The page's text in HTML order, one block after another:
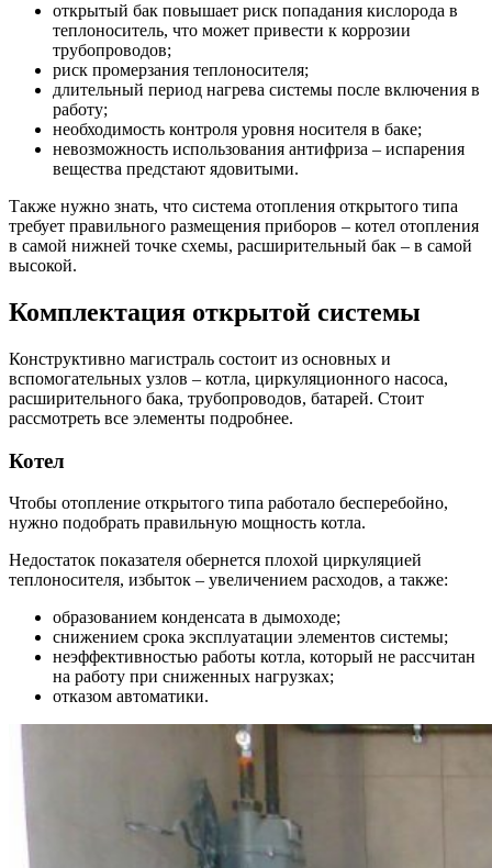
открытый бак повышает риск попадания кислорода в
теплоноситель, что может привести к коррозии
трубопроводов;
риск промерзания теплоносителя;
длительный период нагрева системы после включения в
работу;
необходимость контроля уровня носителя в баке;
невозможность использования антифриза – испарения
вещества предстают ядовитыми.
Также нужно знать, что система отопления открытого типа
требует правильного размещения приборов – котел отопления
в самой нижней точке схемы, расширительный бак – в самой
высокой.
Комплектация открытой системы
Конструктивно магистраль состоит из основных и
вспомогательных узлов – котла, циркуляционного насоса,
расширительного бака, трубопроводов, батарей. Стоит
рассмотреть все элементы подробнее.
Котел
Чтобы отопление открытого типа работало бесперебойно,
нужно подобрать правильную мощность котла.
Недостаток показателя обернется плохой циркуляцией
теплоносителя, избыток – увеличением расходов, а также:
образованием конденсата в дымоходе;
снижением срока эксплуатации элементов системы;
неэффективностью работы котла, который не рассчитан
на работу при сниженных нагрузках;
отказом автоматики.